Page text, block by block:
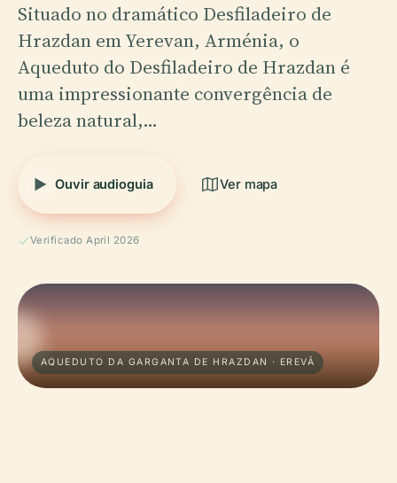
Situado no dramático Desfiladeiro de
Hrazdan em Yerevan, Arménia, o
Aqueduto do Desfiladeiro de Hrazdan é
uma impressionante convergência de
beleza natural,…
Ouvir audioguia Ver mapa
Verificado April 2026
AQUEDUTO DA GARGANTA DE HRAZDAN · EREVÃ